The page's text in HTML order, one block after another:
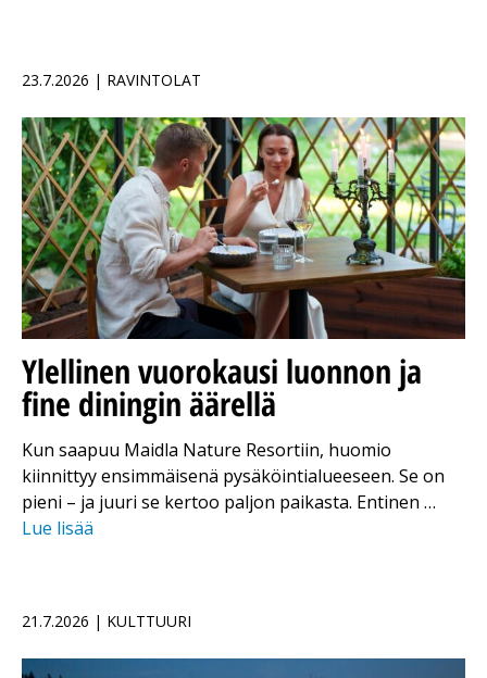
23.7.2026 | RAVINTOLAT
Ylellinen vuorokausi luonnon ja
fine diningin äärellä
Kun saapuu Maidla Nature Resortiin, huomio
kiinnittyy ensimmäisenä pysäköintialueeseen. Se on
pieni – ja juuri se kertoo paljon paikasta. Entinen …
Lue lisää
21.7.2026 | KULTTUURI